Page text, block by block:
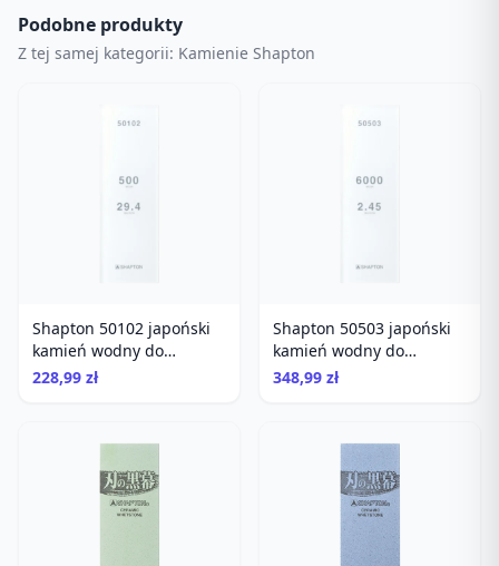
Podobne produkty
Z tej samej kategorii: Kamienie Shapton
Shapton 50102 japoński
kamień wodny do
ostrzenia gradacja 500
228,99 zł
Shapton 50503 japoński
kamień wodny do
ostrzenia gradacja 6000
348,99 zł